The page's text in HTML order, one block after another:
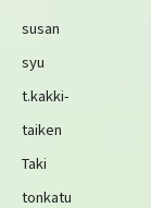
susan
syu
t.kakki-
taiken
Taki
tonkatu